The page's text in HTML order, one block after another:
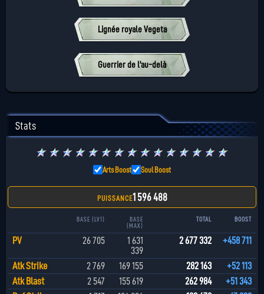
Lignée royale Vegeta
Guerrier de l'au-delà
Stats
★ ★ ★ ★ ★ ★ ★ ★ ★ ★ ★ ★ ★ ★ ★
Arts Boost Soul Boost
PUISSANCE1 596 488
BASE (LV1)
BASE
(MAX)
TOTAL BOOST
PV 26 705
1 631
339
2 677 332 +458 711
Atk Strike 2 769 169 155 282 163
+52 113
Atk Blast
2 547 155 619 262 984
+51 343